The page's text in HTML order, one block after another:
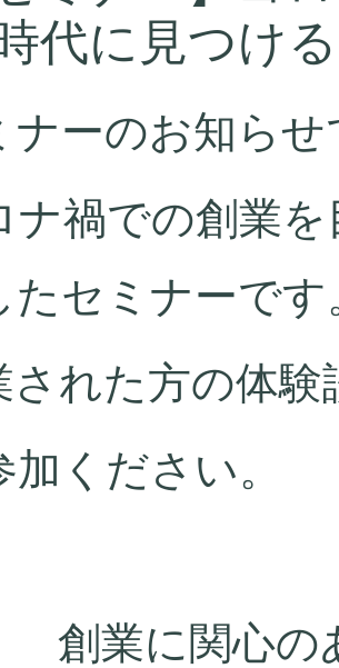
代に見つけ
ナーのお知らせ
ナ禍での創業
たセミナーです
された方の体
ください。
業に関心の